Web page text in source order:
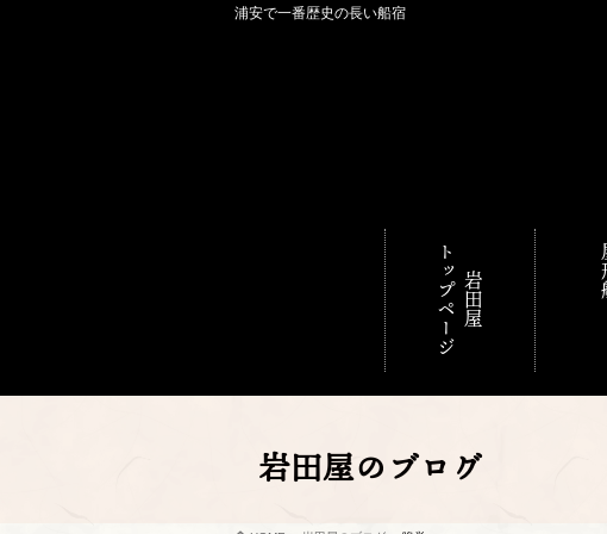
浦安で一番歴史の長い船宿
岩田屋
トップページ
岩田屋のブログ